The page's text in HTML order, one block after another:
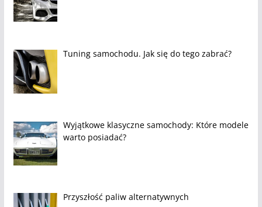
Tuning samochodu. Jak się do tego zabrać?
Wyjątkowe klasyczne samochody: Które modele
warto posiadać?
Przyszłość paliw alternatywnych